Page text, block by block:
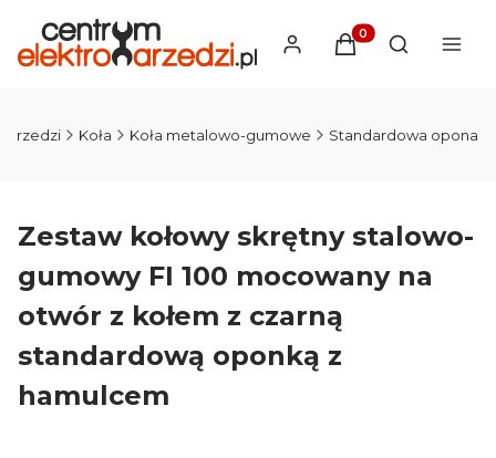
Produkty w
Otwórz
Koła Koła metalowo-gumowe Standardowa opona
Zestaw kołowy skrętny stalowo-
gumowy FI 100 mocowany na
otwór z kołem z czarną
standardową oponką z
hamulcem